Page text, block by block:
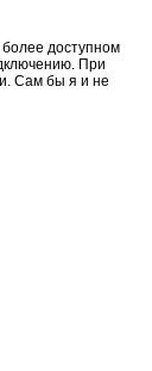
доступном
При
Сам бы я и не